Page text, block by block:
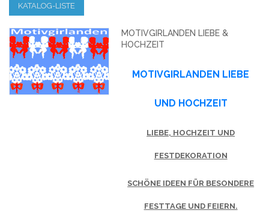
KATALOG-LISTE
MOTIVGIRLANDEN LIEBE &
HOCHZEIT
MOTIVGIRLANDEN LIEBE
UND HOCHZEIT
LIEBE, HOCHZEIT UND
FESTDEKORATION
SCHÖNE IDEEN FÜR BESONDERE
FESTTAGE UND FEIERN.